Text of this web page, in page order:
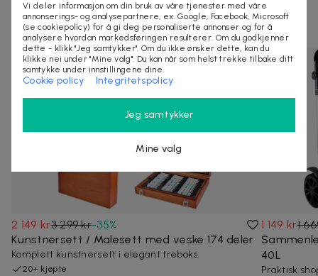
Andre som så på denne dealen så også på
2 149 kr3 299 kr-35%
Kunstnersett / Malesett med veske 174 deler
Komplett kunstnersett i elegant treboks.
20+ kjøpte
1 149 kr1
40L
Praktisk
Vi deler informasjon om din bruk av våre tjenester med våre
annonserings- og analysepartnere, ex. Google, Facebook, Microsoft
(se cookiepolicy) for å gi deg personaliserte annonser og for å
analysere hvordan markedsføringen resulterer. Om du godkjenner
dette - klikk "Jeg samtykker". Om du ikke ønsker dette, kan du
klikke nei under "Mine valg". Du kan når som helst trekke tilbake ditt
samtykke under innstillingene dine.
Cookie policy Integritetspolicy
Jeg samtykker
Mine valg